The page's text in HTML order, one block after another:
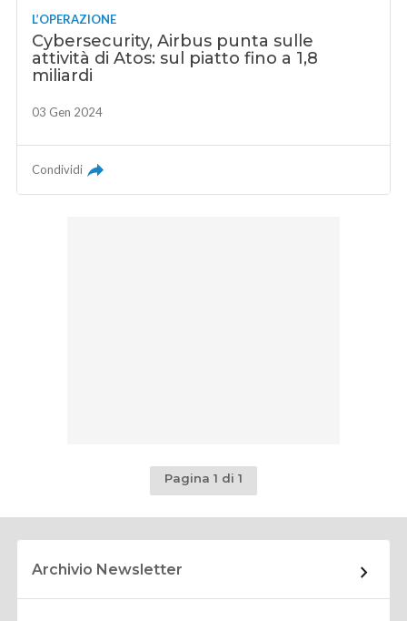
L’OPERAZIONE
Cybersecurity, Airbus punta sulle
attività di Atos: sul piatto fino a 1,8
miliardi
03 Gen 2024
Condividi
Pagina 1 di 1
Archivio Newsletter